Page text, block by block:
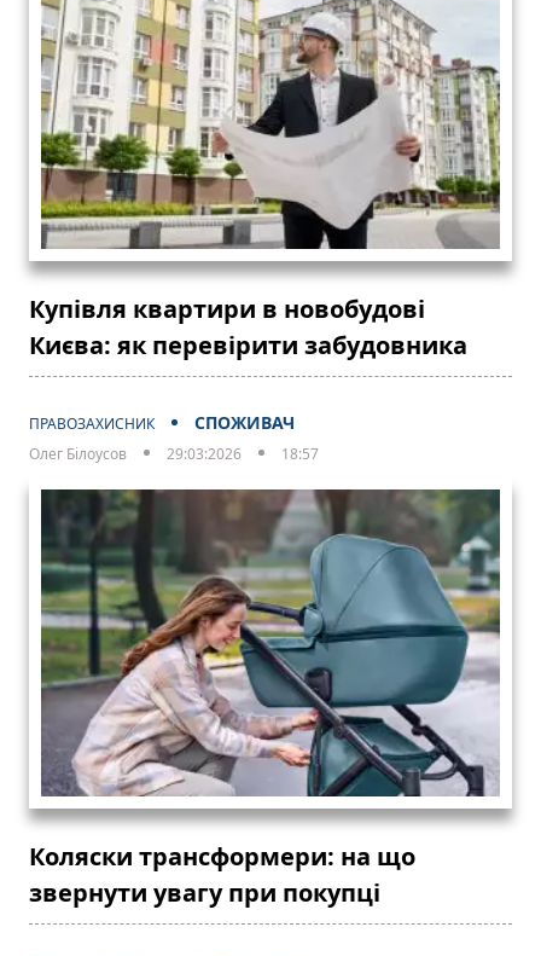
Купівля квартири в новобудові
Києва: як перевірити забудовника
ПРАВОЗАХИСНИК СПОЖИВАЧ
Олег Білоусов 29:03:2026 18:57
Коляски трансформери: на що
звернути увагу при покупці